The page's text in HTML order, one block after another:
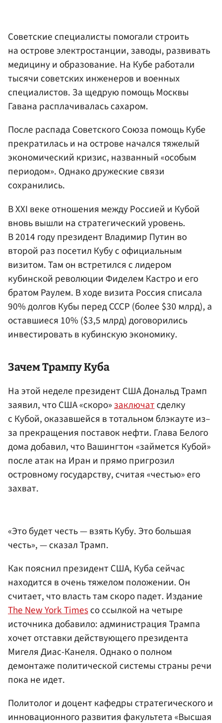
Советские специалисты помогали строить
на острове электростанции, заводы, развивать
медицину и образование. На Кубе работали
тысячи советских инженеров и военных
специалистов. За щедрую помощь Москвы
Гавана расплачивалась сахаром.
После распада Советского Союза помощь Кубе
прекратилась и на острове начался тяжелый
экономический кризис, названный «особым
периодом». Однако дружеские связи
сохранились.
В XXI веке отношения между Россией и Кубой
вновь вышли на стратегический уровень.
В 2014 году президент Владимир Путин во
второй раз посетил Кубу с официальным
визитом. Там он встретился с лидером
кубинской революции Фиделем Кастро и его
братом Раулем. В ходе визита Россия списала
90% долгов Кубы перед СССР (более $30 млрд), а
оставшиеся 10% ($3,5 млрд) договорились
инвестировать в кубинскую экономику.
Зачем Трампу Куба
На этой неделе президент США Дональд Трамп
заявил, что США «скоро»заключатсделку
с Кубой, оказавшейся в тотальном блэкауте из–
за прекращения поставок нефти. Глава Белого
дома добавил, что Вашингтон «займется Кубой»
после атак на Иран и прямо пригрозил
островному государству, считая «честью» его
захват.
«Это будет честь — взять Кубу. Это большая
честь», — сказал Трамп.
Как пояснил президент США, Куба сейчас
находится в очень тяжелом положении. Он
считает, что власть там скоро падет. Издание
The New York Timesсо ссылкой на четыре
источника добавило: администрация Трампа
хочет отставки действующего президента
Мигеля Диас-Канеля. Однако о полном
демонтаже политической системы страны речи
пока не идет.
Политолог и доцент кафедры стратегического и
инновационного развития факультета «Высшая